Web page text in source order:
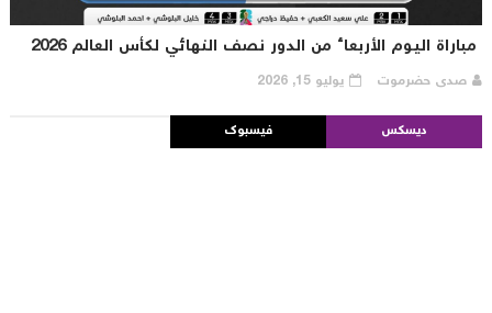
اليوم الأربعاء من الدور نصف النهائي لكأس العالم 2026
صدى حضرموت يوليو 15, 2026
ديسكس فيسبوك